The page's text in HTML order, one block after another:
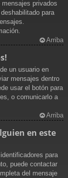
privados
para
Arriba
un usuario en
mensajes dentro
usar el botón para
o comunicarlo a
Arriba
en este
para
puede contactar
del mensaje